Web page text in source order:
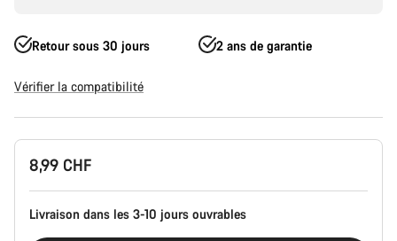
Retour sous 30 jours 2 ans de garantie
Vérifier la compatibilité
Configuration
8,99 CHF
Livraison dans les 3-10 jours ouvrables